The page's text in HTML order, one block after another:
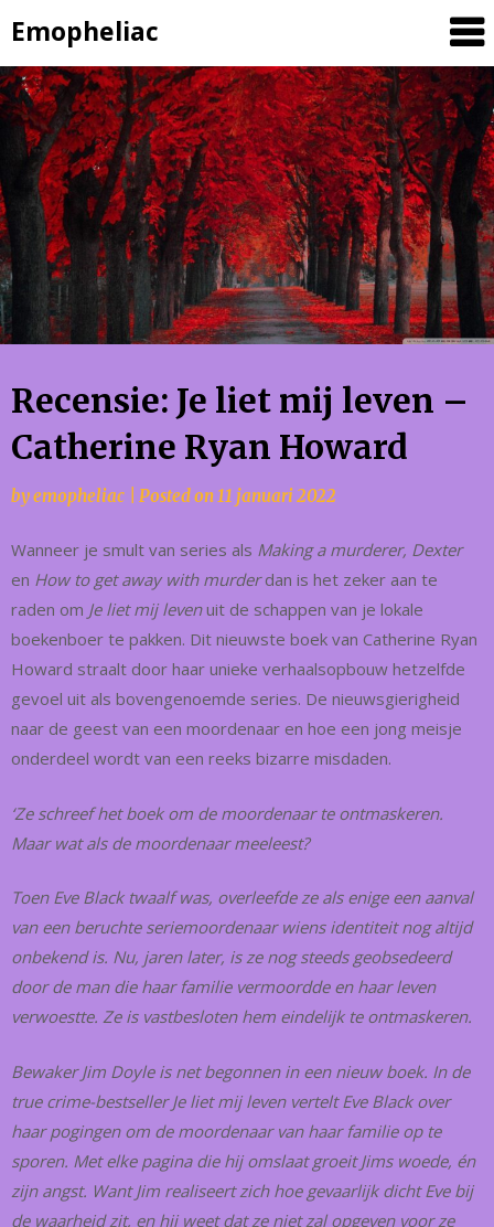
to
content
Emopheliac
Recensie: Je liet mij leven –
Catherine Ryan Howard
byemopheliac Posted on11 januari 2022
Wanneer je smult van series als Making a murderer, Dexter
en How to get away with murderdan is het zeker aan te
raden om Je liet mij levenuit de schappen van je lokale
boekenboer te pakken. Dit nieuwste boek van Catherine Ryan
Howard straalt door haar unieke verhaalsopbouw hetzelfde
gevoel uit als bovengenoemde series. De nieuwsgierigheid
naar de geest van een moordenaar en hoe een jong meisje
onderdeel wordt van een reeks bizarre misdaden.
‘Ze schreef het boek om de moordenaar te ontmaskeren.
Maar wat als de moordenaar meeleest?
Toen Eve Black twaalf was, overleefde ze als enige een aanval
van een beruchte seriemoordenaar wiens identiteit nog altijd
onbekend is. Nu, jaren later, is ze nog steeds geobsedeerd
door de man die haar familie vermoordde en haar leven
verwoestte. Ze is vastbesloten hem eindelijk te ontmaskeren.
Bewaker Jim Doyle is net begonnen in een nieuw boek. In de
true crime-bestseller Je liet mij leven vertelt Eve Black over
haar pogingen om de moordenaar van haar familie op te
sporen. Met elke pagina die hij omslaat groeit Jims woede, én
zijn angst. Want Jim realiseert zich hoe gevaarlijk dicht Eve bij
de waarheid zit, en hij weet dat ze niet zal opgeven voor ze